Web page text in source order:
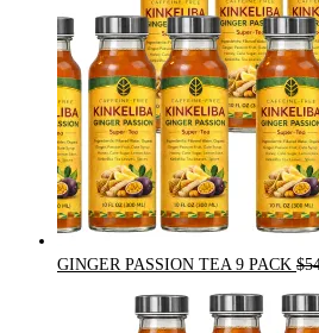
GINGER PASSION TEA 9 PACK $